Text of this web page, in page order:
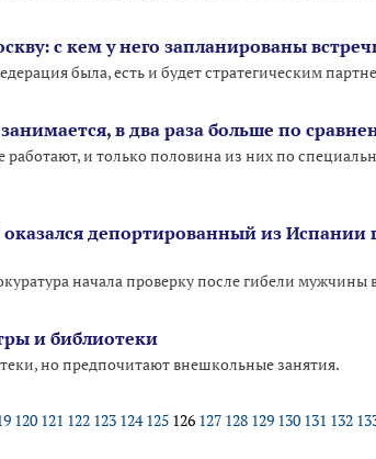
с кем у него запланированы
была, есть и будет стратегическим
в два раза больше по
и только половина из них по
депортированный из
начала проверку после гибели мужчины
и библиотеки
но предпочитают внешкольные занятия.
120 121 122 123 124 125 126 127 128 129 130 131 132